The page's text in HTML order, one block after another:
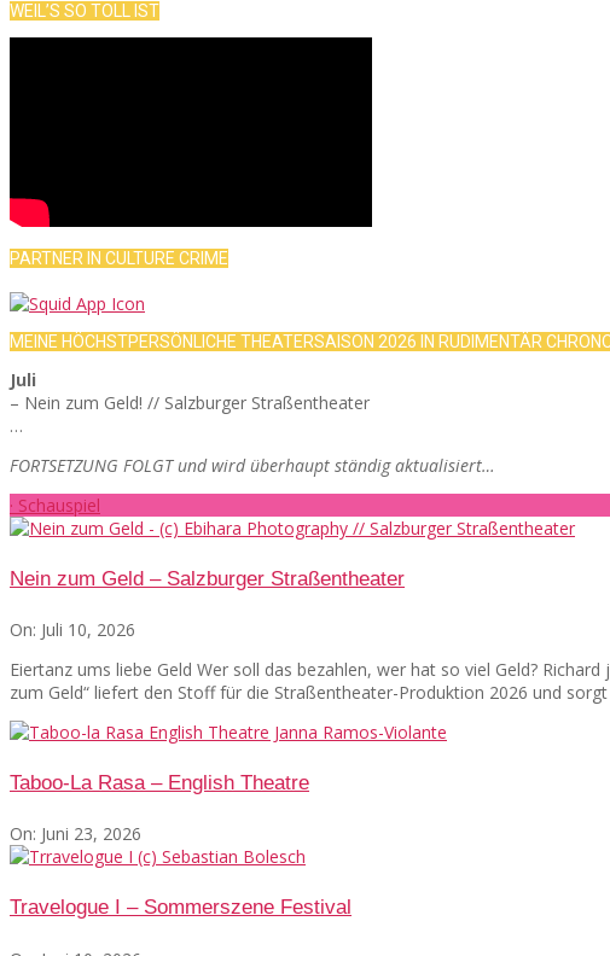
WEIL’S SO TOLL IST
PARTNER IN CULTURE CRIME
MEINE HÖCHSTPERSÖNLICHE THEATERSAISON 2026 IN RUDIMENTÄR
Juli
– Nein zum Geld! // Salzburger Straßentheater
…
FORTSETZUNG FOLGT und wird überhaupt ständig aktualisiert…
· Schauspiel
Nein zum Geld – Salzburger Straßentheater
On: Juli 10, 2026
Eiertanz ums liebe Geld Wer soll das bezahlen, wer hat so viel Geld?
zum Geld“ liefert den Stoff für die Straßentheater-Produktion 2026 und
Taboo-La Rasa – English Theatre
On: Juni 23, 2026
Travelogue I – Sommerszene Festival